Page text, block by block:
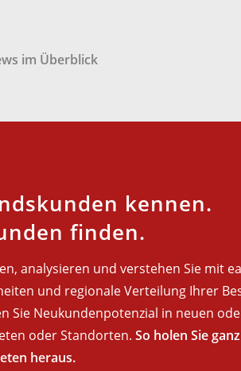
im Überblick
kennen.
finden.
analysieren und verstehen Sie mit
und regionale Verteilung Ihrer
Sie Neukundenpotenzial in neuen
oder Standorten. So holen Sie
heraus.